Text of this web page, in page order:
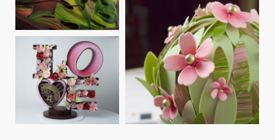
вы овладеете всеми техниками
моделирования, окрашивания и
курса
При прохождении